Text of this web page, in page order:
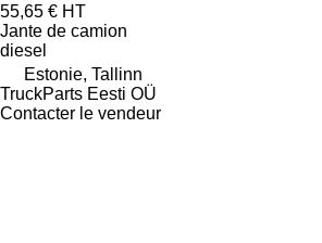
55,65 € HT
Jante de camion
diesel
Estonie, Tallinn
TruckParts Eesti OÜ
Contacter le vendeur